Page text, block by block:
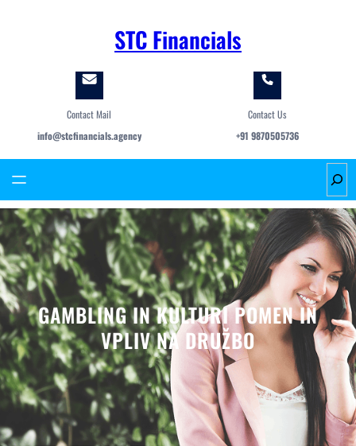
STC Financials
Contact Mail
info@stcfinancials.agency
Contact Us
+91 9870505736
e
a
r
c
h
GAMBLING IN KULTURI POMEN IN
VPLIV NA DRUŽBO